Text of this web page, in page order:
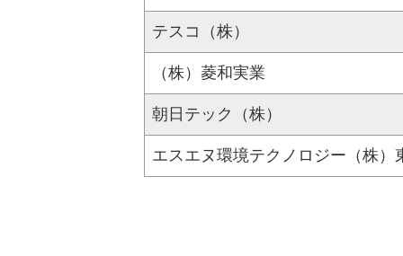
テスコ（株）
（株）菱和実業
朝日テック（株）
エスエヌ環境テクノロジー（株）